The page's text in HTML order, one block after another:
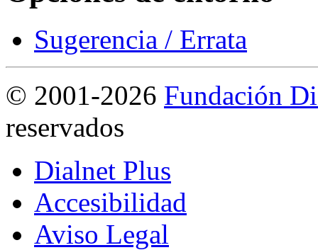
Sugerencia / Errata
© 2001-2026 Fundación
reservados
Dialnet Plus
Accesibilidad
Aviso Legal